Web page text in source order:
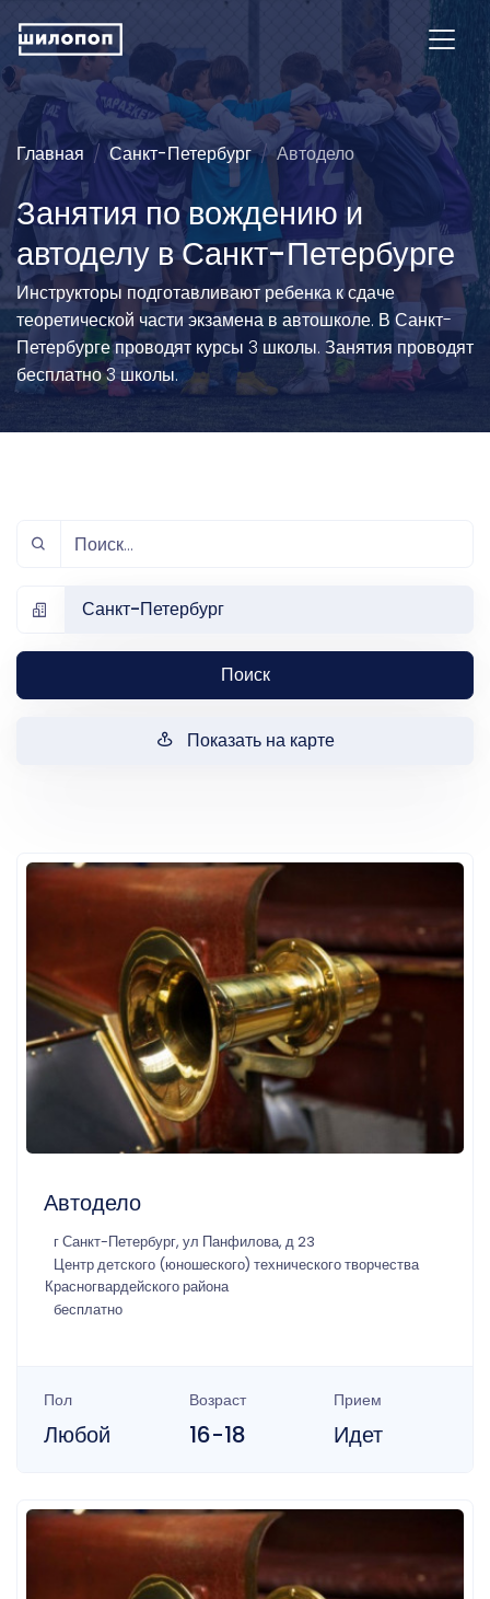
Главная Санкт-Петербург Автодело
Занятия по вождению и
автоделу в Санкт-Петербурге
Инструкторы подготавливают ребенка к сдаче
теоретической части экзамена в автошколе. В Санкт-
Петербурге проводят курсы 3 школы. Занятия проводят
бесплатно 3 школы.
Санкт-Петербург
Поиск
Показать на карте
Автодело
г Санкт-Петербург, ул Панфилова, д 23
Центр детского (юношеского) технического творчества
Красногвардейского района
бесплатно
Пол
Любой
Возраст
16-18
Прием
Идет